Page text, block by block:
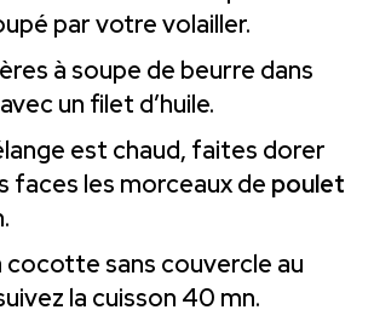
par votre volailler.
à soupe de beurre dans
un filet d’huile.
est chaud, faites dorer
faces les morceaux de poulet
cocotte sans couvercle au
la cuisson 40 mn.